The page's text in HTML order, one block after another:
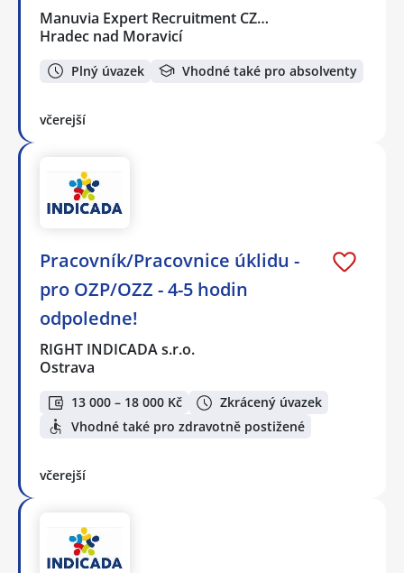
Manuvia Expert Recruitment CZ…
Hradec nad Moravicí
Plný úvazek Vhodné také pro absolventy
včerejší
Pracovník/Pracovnice úklidu -
pro OZP/OZZ - 4-5 hodin
odpoledne!
RIGHT INDICADA s.r.o.
Ostrava
13 000 – 18 000 Kč
Zkrácený úvazek
Vhodné také pro zdravotně postižené
včerejší